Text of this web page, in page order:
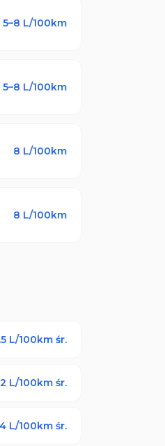
5–8 L/100km
5–8 L/100km
8 L/100km
8 L/100km
L/100km śr.
L/100km śr.
L/100km śr.